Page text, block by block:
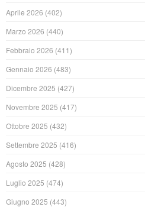
Aprile 2026 (402)
Marzo 2026 (440)
Febbraio 2026 (411)
Gennaio 2026 (483)
Dicembre 2025 (427)
Novembre 2025 (417)
Ottobre 2025 (432)
Settembre 2025 (416)
Agosto 2025 (428)
Luglio 2025 (474)
Giugno 2025 (443)